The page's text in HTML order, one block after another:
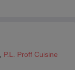
P.L. Proff Cuisine